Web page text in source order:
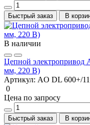
Быстрый заказ В
В наличии
Цепной электропривод
мм, 220 В)
Артикул: AO DL 600+/
0
Цена по запросу
Быстрый заказ В